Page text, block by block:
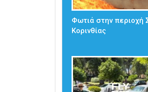
Φωτιά στην περιοχή
Κορινθίας